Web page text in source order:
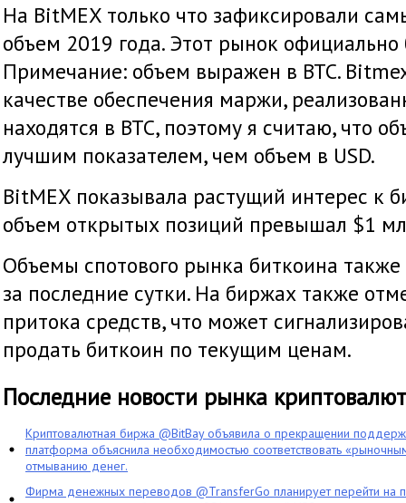
На BitMEX только что зафиксировали
объем 2019 года. Этот рынок
Примечание: объем выражен в BTC.
качестве обеспечения маржи,
находятся в BTC, поэтому я считаю, что
лучшим показателем, чем объем в USD.
BitMEX показывала растущий интерес к
объем открытых позиций превышал $1
Объемы спотового рынка биткоина
за последние сутки. На биржах также
притока средств, что может
продать биткоин по текущим ценам.
Последние новости рынка криптовалют
Криптовалютная биржа @BitBay объявила о прекращении
платформа объяснила необходимостью соответствовать
отмыванию денег.
Фирма денежных переводов @TransferGo планирует перейти на